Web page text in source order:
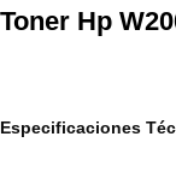
Toner Hp
Especificaciones